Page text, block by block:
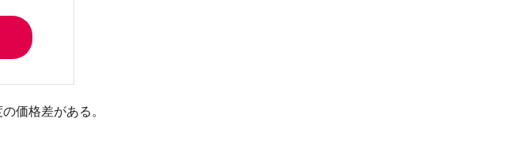
価格差がある。